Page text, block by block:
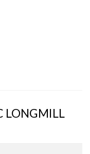
LONGMILL